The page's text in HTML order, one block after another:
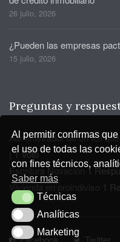
Al permitir confirmas
el uso de todas las
con fines técnicos,
Saber más
TécnicasTécnicas
AnalíticasAnalíticas
MarketingMarketing
26 julio, 2026
¿Pueden las empresas
15 julio, 2026
Preguntas y
Administrador de un ICI
|1 Voto
Escritura Novación1
Vivienda en proindiviso
1
Facebook Twitter